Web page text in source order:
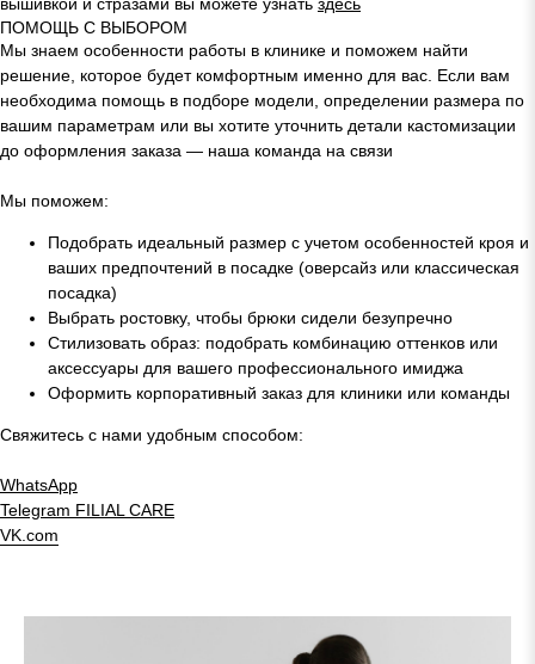
вышивкой и стразами вы можете узнать здесь
ПОМОЩЬ С ВЫБОРОМ
Мы знаем особенности работы в клинике и поможем найти
решение, которое будет комфортным именно для вас. Если вам
необходима помощь в подборе модели, определении размера по
вашим параметрам или вы хотите уточнить детали кастомизации
до оформления заказа — наша команда на связи
Мы поможем:
Подобрать идеальный размер с учетом особенностей кроя и
ваших предпочтений в посадке (оверсайз или классическая
посадка)
Выбрать ростовку, чтобы брюки сидели безупречно
Стилизовать образ: подобрать комбинацию оттенков или
аксессуары для вашего профессионального имиджа
Оформить корпоративный заказ для клиники или команды
Свяжитесь с нами удобным способом:
WhatsApp
Telegram FILIAL CARE
VK.com